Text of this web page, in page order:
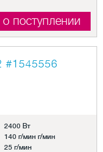
поступлении
#1545556
2400 Вт
140 г/мин г/мин
25 г/мин